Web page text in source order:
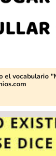
el vocabulario